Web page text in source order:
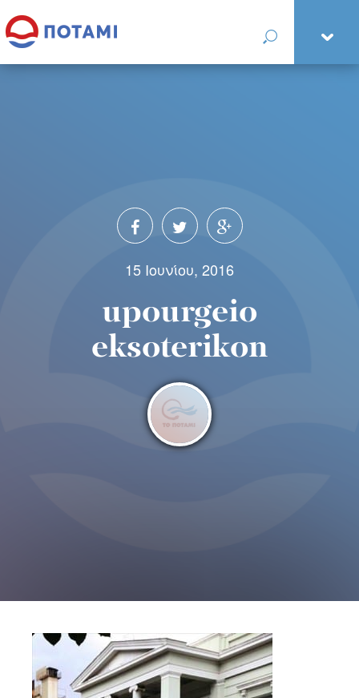
15 Ιουνίου, 2016
upourgeio
eksoterikon